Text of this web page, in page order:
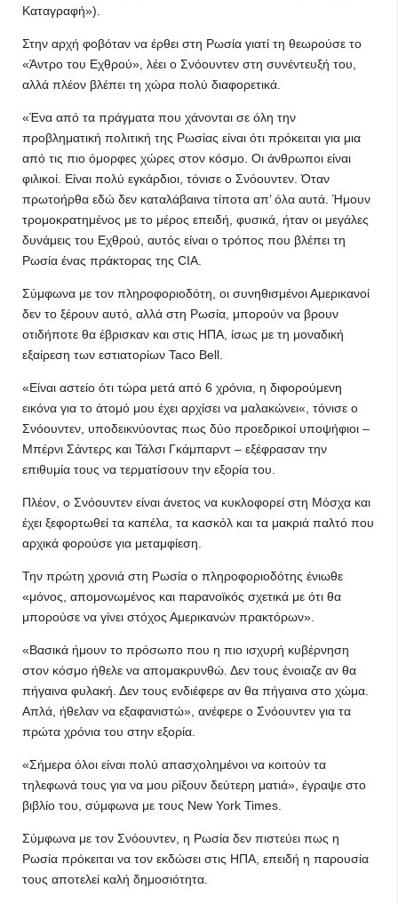
Καταγραφή»).
Στην αρχή φοβόταν να έρθει στη Ρωσία γιατί τη θεωρούσε το
«Άντρο του Εχθρού», λέει ο Σνόουντεν στη συνέντευξή του,
αλλά πλέον βλέπει τη χώρα πολύ διαφορετικά.
«Ένα από τα πράγματα που χάνονται σε όλη την
προβληματική πολιτική της Ρωσίας είναι ότι πρόκειται για μια
από τις πιο όμορφες χώρες στον κόσμο. Οι άνθρωποι είναι
φιλικοί. Είναι πολύ εγκάρδιοι, τόνισε ο Σνόουντεν. Όταν
πρωτοήρθα εδώ δεν καταλάβαινα τίποτα απ’ όλα αυτά. Ήμουν
τρομοκρατημένος με το μέρος επειδή, φυσικά, ήταν οι μεγάλες
δυνάμεις του Εχθρού, αυτός είναι ο τρόπος που βλέπει τη
Ρωσία ένας πράκτορας της CIA.
Σύμφωνα με τον πληροφοριοδότη, οι συνηθισμένοι Αμερικανοί
δεν το ξέρουν αυτό, αλλά στη Ρωσία, μπορούν να βρουν
οτιδήποτε θα έβρισκαν και στις ΗΠΑ, ίσως με τη μοναδική
εξαίρεση των εστιατορίων Taco Bell.
«Είναι αστείο ότι τώρα μετά από 6 χρόνια, η διφορούμενη
εικόνα για το άτομό μου έχει αρχίσει να μαλακώνει«, τόνισε ο
Σνόουντεν, υποδεικνύοντας πως δύο προεδρικοί υποψήφιοι –
Μπέρνι Σάντερς και Τάλσι Γκάμπαρντ – εξέφρασαν την
επιθυμία τους να τερματίσουν την εξορία του.
Πλέον, ο Σνόουντεν είναι άνετος να κυκλοφορεί στη Μόσχα και
έχει ξεφορτωθεί τα καπέλα, τα κασκόλ και τα μακριά παλτό που
αρχικά φορούσε για μεταμφίεση.
Την πρώτη χρονιά στη Ρωσία ο πληροφοριοδότης ένιωθε
«μόνος, απομονωμένος και παρανοϊκός σχετικά με ότι θα
μπορούσε να γίνει στόχος Αμερικανών πρακτόρων».
«Βασικά ήμουν το πρόσωπο που η πιο ισχυρή κυβέρνηση
στον κόσμο ήθελε να απομακρυνθώ. Δεν τους ένοιαζε αν θα
πήγαινα φυλακή. Δεν τους ενδιέφερε αν θα πήγαινα στο χώμα.
Απλά, ήθελαν να εξαφανιστώ», ανέφερε ο Σνόουντεν για τα
πρώτα χρόνια του στην εξορία.
«Σήμερα όλοι είναι πολύ απασχολημένοι να κοιτούν τα
τηλεφωνά τους για να μου ρίξουν δεύτερη ματιά», έγραψε στο
βιβλίο του, σύμφωνα με τους New York Times.
Σύμφωνα με τον Σνόουντεν, η Ρωσία δεν πιστεύει πως η
Ρωσία πρόκειται να τον εκδώσει στις ΗΠΑ, επειδή η παρουσία
τους αποτελεί καλή δημοσιότητα.